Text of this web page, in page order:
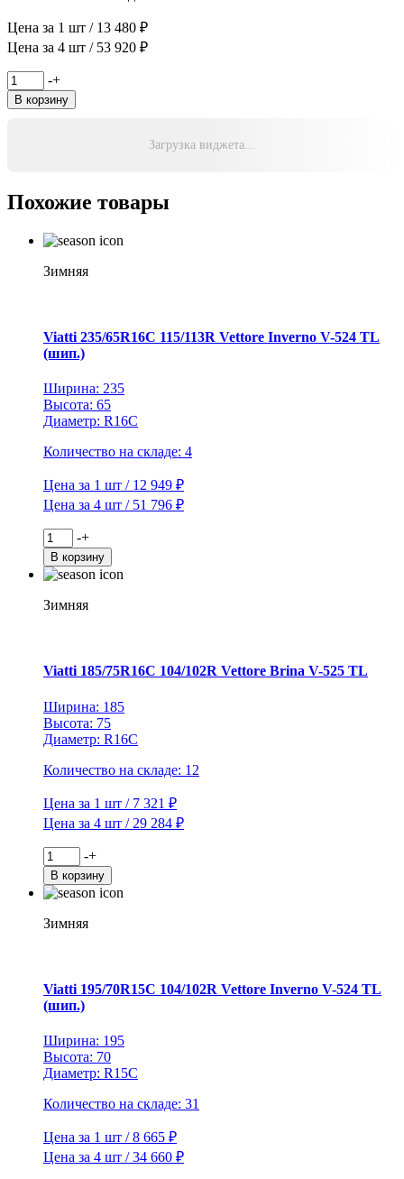
Цена за 1 шт / 13 480 ₽
Цена за 4 шт / 53 920 ₽
Количество
товара
Yokohama
Stud
iG65
(172
-+
В корзину
Загрузка виджета...
Похожие товары
Зимняя
Viatti 235/65R16C 115/113R Vettore Inverno V-524 TL
(шип.)
Ширина: 235
Высота: 65
Диаметр: R16C
Количество на складе: 4
Цена за 1 шт / 12 949 ₽
Цена за 4 шт / 51 796 ₽
Количество
товара
Viatti
235/65R16C
115/113R
524
TL
-+
В корзину
Зимняя
Viatti 185/75R16C 104/102R Vettore Brina V-525 TL
Ширина: 185
Высота: 75
Диаметр: R16C
Количество на складе: 12
Цена за 1 шт / 7 321 ₽
Цена за 4 шт / 29 284 ₽
Количество
товара
Viatti
185/75R16C
104/102R
525
TL
-+
В корзину
Зимняя
Viatti 195/70R15C 104/102R Vettore Inverno V-524 TL
(шип.)
Ширина: 195
Высота: 70
Диаметр: R15C
Количество на складе: 31
Цена за 1 шт / 8 665 ₽
Цена за 4 шт / 34 660 ₽